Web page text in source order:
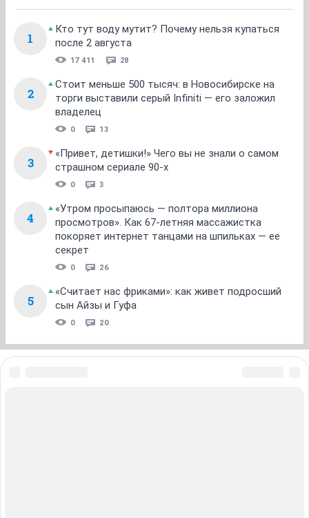
1
Кто тут воду мутит? Почему нельзя купаться
после 2 августа
17 411 28
2
Стоит меньше 500 тысяч: в Новосибирске на
торги выставили серый Infiniti — его заложил
владелец
0 13
3
«Привет, детишки!» Чего вы не знали о самом
страшном сериале 90-х
0 3
4
«Утром просыпаюсь — полтора миллиона
просмотров». Как 67-летняя массажистка
покоряет интернет танцами на шпильках — ее
секрет
0 26
5
«Считает нас фриками»: как живет подросший
сын Айзы и Гуфа
0 20